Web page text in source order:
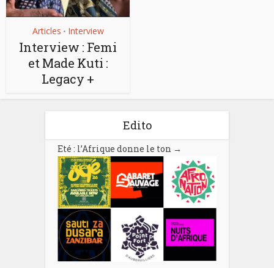
Articles • Interview
Interview : Femi
et Made Kuti :
Legacy +
Edito
Eté : l’Afrique donne le ton →